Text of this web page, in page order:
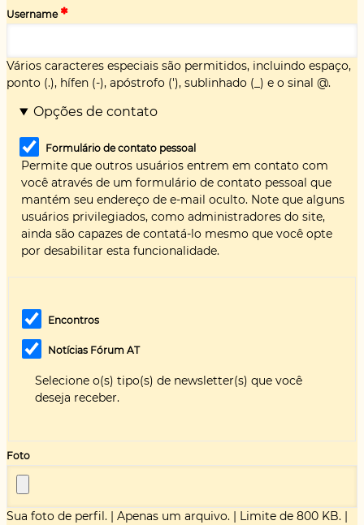
Username
Vários caracteres especiais são permitidos, incluindo espaço,
ponto (.), hífen (-), apóstrofo ('), sublinhado (_) e o sinal @.
Opções de contato
Formulário de contato pessoal
Permite que outros usuários entrem em contato com
você através de um formulário de contato pessoal que
mantém seu endereço de e-mail oculto. Note que alguns
usuários privilegiados, como administradores do site,
ainda são capazes de contatá-lo mesmo que você opte
por desabilitar esta funcionalidade.
Encontros
Notícias Fórum AT
Selecione o(s) tipo(s) de newsletter(s) que você
deseja receber.
Foto
Sua foto de perfil. | Apenas um arquivo. | Limite de 800 KB. |